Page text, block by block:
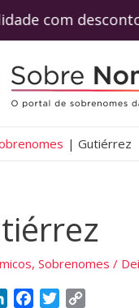
Gutiérrez
, Sobrenomes /